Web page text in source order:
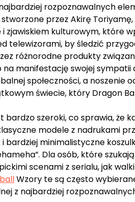
rozpoznawalnych
przez Akirę
zjawiskiem kulturowym, które
telewizorami, by śledzić
różnorodne produkty
manifestację swojej sympatii
społeczności, a noszenie
świecie, który Dragon
szeroki, co sprawia, że
modele z nadrukami
bardziej minimalistyczne
Dla osób, które
scenami z serialu, jak
Wzory te są często
z najbardziej